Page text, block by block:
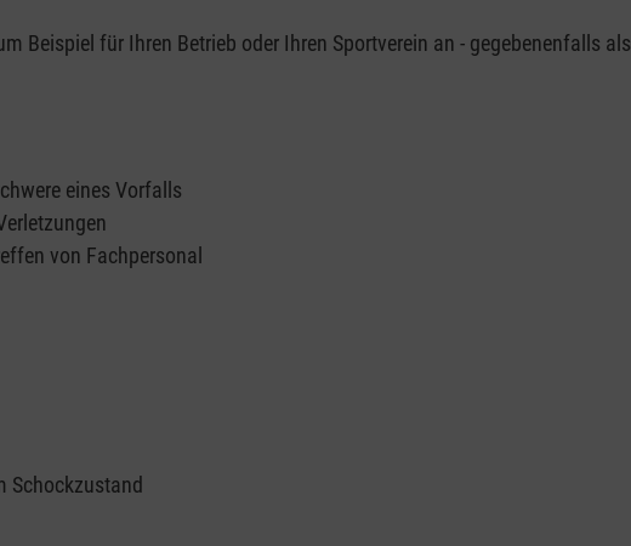
Beispiel für Ihren Betrieb oder Ihren Sportverein an - gegebenenfalls als
eines Vorfalls
von Fachpersonal
Schockzustand